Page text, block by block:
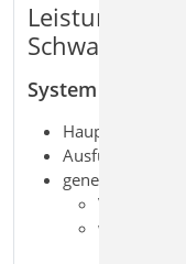
System
Haupt- und
Ausführung als
geneigter oder
Vorgabe
wahlweise